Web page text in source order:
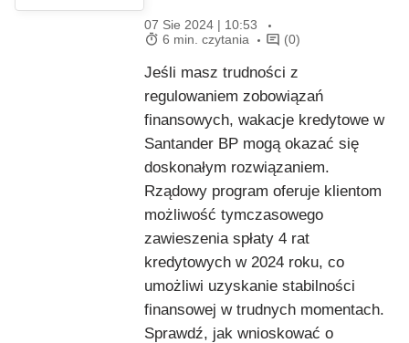
07 Sie 2024 | 10:53
6 min. czytania
(0)
Jeśli masz trudności z
regulowaniem zobowiązań
finansowych, wakacje kredytowe w
Santander BP mogą okazać się
doskonałym rozwiązaniem.
Rządowy program oferuje klientom
możliwość tymczasowego
zawieszenia spłaty 4 rat
kredytowych w 2024 roku, co
umożliwi uzyskanie stabilności
finansowej w trudnych momentach.
Sprawdź, jak wnioskować o